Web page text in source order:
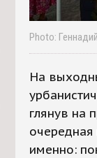
Photo:
На
глянув на
очередная
именно: